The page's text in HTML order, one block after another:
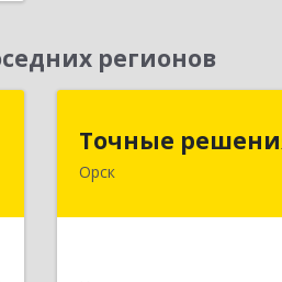
регионов
Точные
Орск